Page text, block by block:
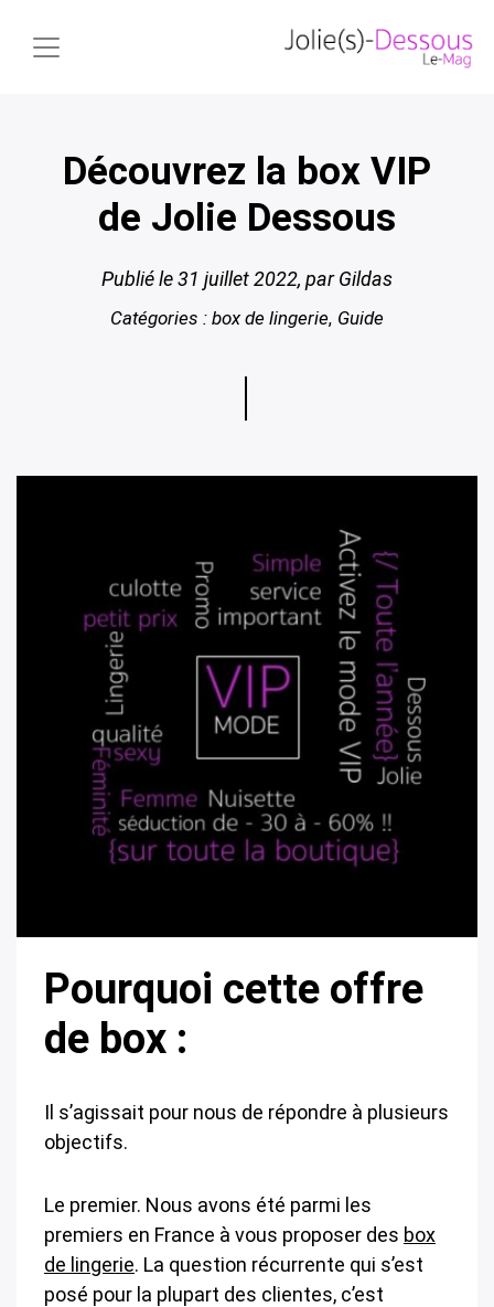
Découvrez la box VIP
de Jolie Dessous
Publié le31 juillet 2022, par Gildas
Catégories : box de lingerie Guide
Pourquoi cette offre
de box :
Il s’agissait pour nous de répondre à plusieurs
objectifs.
Le premier. Nous avons été parmi les
premiers en France à vous proposer des box
de lingerie. La question récurrente qui s’est
posé pour la plupart des clientes, c’est